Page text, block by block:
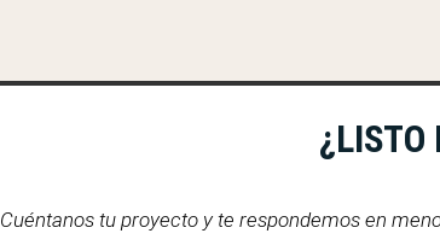
¿LISTO
Cuéntanos tu proyecto y te respondemos en